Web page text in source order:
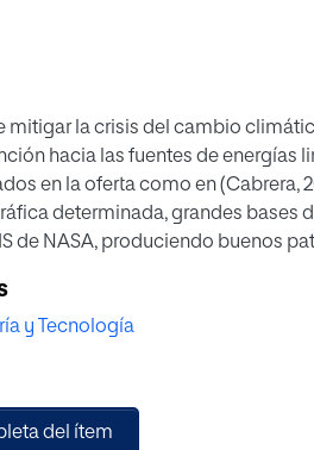
mitigar la crisis del cambio
hacia las fuentes de
en la oferta como en (Cabrera,
determinada, grandes bases
de NASA, produciendo buenos
de estos algoritmos
(2015). Para solventar
de datos de entrenamiento
hiperparámetros y discusión,
los resultados del estado del arte.
y Tecnología
del ítem